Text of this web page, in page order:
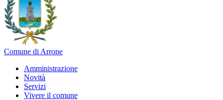
Comune di Arrone
Amministrazione
Novità
Servizi
Vivere il comune